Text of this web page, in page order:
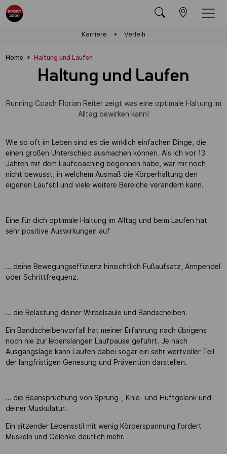
Karriere Verleih
Home Haltung und Laufen
Haltung und Laufen
Running Coach Florian Reiter zeigt was eine optimale Haltung im
Alltag bewirken kann!
Wie so oft im Leben sind es die wirklich einfachen Dinge, die
einen großen Unterschied ausmachen können. Als ich vor 13
Jahren mit dem Laufcoaching begonnen habe, war mir noch
nicht bewusst, in welchem Ausmaß die Körperhaltung den
eigenen Laufstil und viele weitere Bereiche verändern kann.
Eine für dich optimale Haltung im Alltag und beim Laufen hat
sehr positive Auswirkungen auf
… deine Bewegungseffizienz hinsichtlich Fußaufsatz, Armpendel
oder Schrittfrequenz.
… die Belastung deiner Wirbelsäule und Bandscheiben.
Ein Bandscheibenvorfall hat meiner Erfahrung nach übrigens
noch nie zur lebenslangen Laufpause geführt. Je nach
Ausgangslage kann Laufen dabei sogar ein sehr wertvoller Teil
der langfristigen Genesung und Prävention darstellen.
… die Beanspruchung von Sprung-, Knie- und Hüftgelenk und
deiner Muskulatur.
Ein sitzender Lebensstil mit wenig Körperspannung fordert
Muskeln und Gelenke deutlich mehr.